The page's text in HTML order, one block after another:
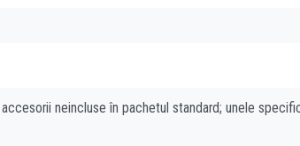
neincluse în pachetul standard; unele